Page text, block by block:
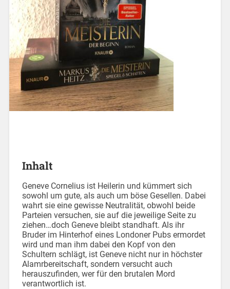
Inhalt
Geneve Cornelius ist Heilerin und kümmert sich
sowohl um gute, als auch um böse Gesellen. Dabei
wahrt sie eine gewisse Neutralität, obwohl beide
Parteien versuchen, sie auf die jeweilige Seite zu
ziehen…doch Geneve bleibt standhaft. Als ihr
Bruder im Hinterhof eines Londoner Pubs ermordet
wird und man ihm dabei den Kopf von den
Schultern schlägt, ist Geneve nicht nur in höchster
Alamrbereitschaft, sondern versucht auch
herauszufinden, wer für den brutalen Mord
verantwortlich ist.